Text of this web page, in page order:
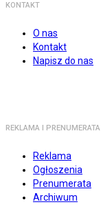
KONTAKT
O nas
Kontakt
Napisz do nas
REKLAMA I PRENUMERATA
Reklama
Ogłoszenia
Prenumerata
Archiwum